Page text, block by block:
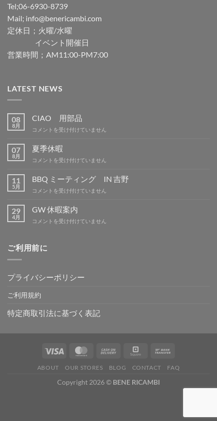
Tel;06-6930-8739
Mail; info@benericambi.com
定休日；火曜/水曜
イベント開催日
営業時間；AM11:00-PM7:00
LATEST NEWS
08
8月
CIAO 用部品
CIAO
部
品
は
コメントを受け付けていません
07
8月
夏季休暇
夏
休
は
コメントを受け付けていません
11
5月
BBQ ミーティング IN 吉野
BBQ
ー
ィ
IN
コメントを受け付けていません
29
4月
GW 休暇案内
GW
案
内
コメントを受け付けていません
ご利用前に
プライバシーポリシー
ご利用規約
特定商取引法に基づく表記
ABOUT OUR STORES BLOG CONTACT FAQ
Copyright 2026 © BENE RICAMBI